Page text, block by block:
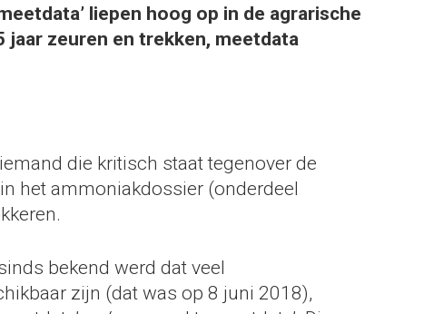
liepen hoog op in de agrarische
jaar zeuren en trekken, meetdata
die kritisch staat tegenover de
het ammoniakdossier (onderdeel
bekend werd dat veel
zijn (dat was op 8 juni 2018),